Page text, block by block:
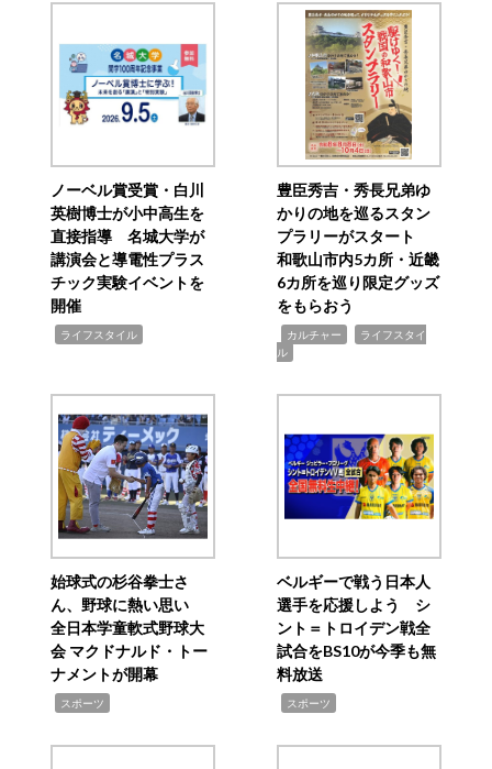
ノーベル賞受賞・白川
英樹博士が小中高生を
直接指導 名城大学が
講演会と導電性プラス
チック実験イベントを
開催
ライフスタイル
豊臣秀吉・秀長兄弟ゆ
かりの地を巡るスタン
プラリーがスタート
和歌山市内5カ所・近畿
6カ所を巡り限定グッズ
をもらおう
カルチャー
ライフスタイ
ル
始球式の杉谷拳士さ
ん、野球に熱い思い
全日本学童軟式野球大
会 マクドナルド・トー
ナメントが開幕
スポーツ
ベルギーで戦う日本人
選手を応援しよう シ
ント＝トロイデン戦全
試合をBS10が今季も無
料放送
スポーツ